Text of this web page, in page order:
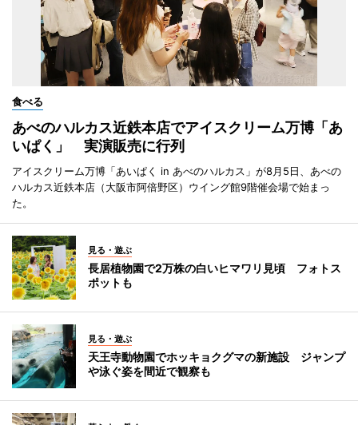
食べる
あべのハルカス近鉄本店でアイスクリーム万博「あ
いぱく」 実演販売に行列
アイスクリーム万博「あいぱく in あべのハルカス」が8月5日、あべの
ハルカス近鉄本店（大阪市阿倍野区）ウイング館9階催会場で始まっ
た。
見る・遊ぶ
長居植物園で2万株の白いヒマワリ見頃 フォトス
ポットも
見る・遊ぶ
天王寺動物園でホッキョクグマの新施設 ジャンプ
や泳ぐ姿を間近で観察も